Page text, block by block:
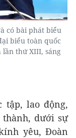
có bài phát biểu
biểu toàn quốc
lần thứ XIII, sáng
tập, lao động,
dưới sự
yêu, Đoàn